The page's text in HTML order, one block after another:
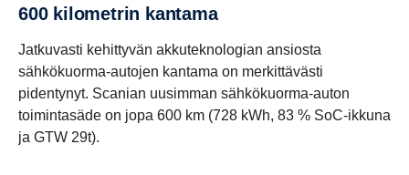
600 kilometrin kantama
Jatkuvasti kehittyvän akkuteknologian ansiosta
sähkökuorma-autojen kantama on merkittävästi
pidentynyt. Scanian uusimman sähkökuorma-auton
toimintasäde on jopa 600 km (728 kWh, 83 % SoC-ikkuna
ja GTW 29t).